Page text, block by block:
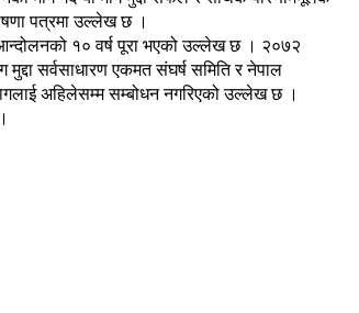
पत्रमा उल्लेख छ ।
आन्दोलनको १० वर्ष पूरा भएको उल्लेख छ । २०७२
सर्वसाधारण एकमत संघर्ष समिति र नेपाल
अहिलेसम्म सम्बोधन नगरिएको उल्लेख छ ।